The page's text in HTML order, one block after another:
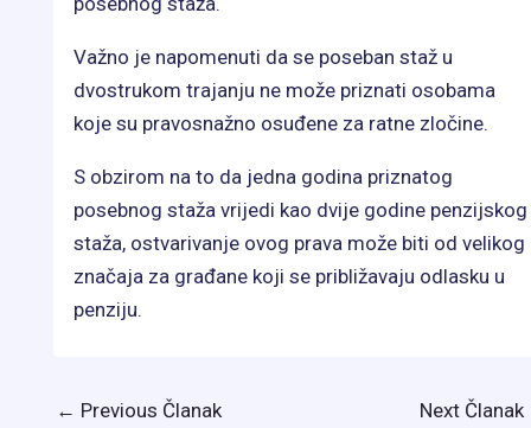
Važno je napomenuti da se poseban staž u
dvostrukom trajanju ne može priznati osobama
koje su pravosnažno osuđene za ratne zločine.
S obzirom na to da jedna godina priznatog
posebnog staža vrijedi kao dvije godine penzijskog
staža, ostvarivanje ovog prava može biti od velikog
značaja za građane koji se približavaju odlasku u
penziju.
← Previous Članak Next Članak